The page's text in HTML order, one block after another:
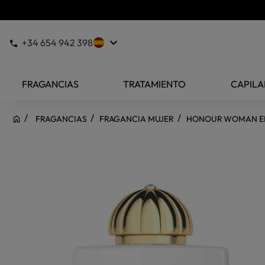
+34 654 942 398 keyboard_arrow_down
FRAGANCIAS TRATAMIENTO
FRAGANCIAS FRAGANCIA MUJER HONOUR WOMAN